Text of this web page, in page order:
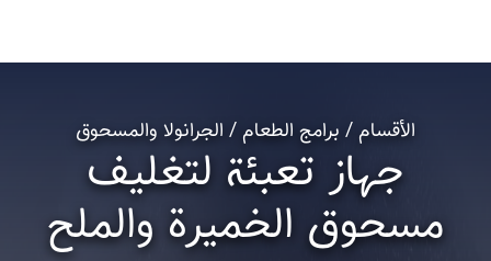
الأقسام / برامج الطعام / الجرانولا والمسحوق
جهاز تعبئة لتغليف
مسحوق الخميرة والملح